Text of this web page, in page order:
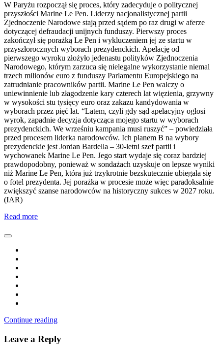
W Paryżu rozpoczął się proces, który zadecyduje o politycznej
przyszłości Marine Le Pen. Liderzy nacjonalistycznej partii
Zjednoczenie Narodowe stają przed sądem po raz drugi w aferze
dotyczącej defraudacji unijnych funduszy. Pierwszy proces
zakończył się porażką Le Pen i wykluczeniem jej ze startu w
przyszłorocznych wyborach prezydenckich. Apelację od
pierwszego wyroku złożyło jedenastu polityków Zjednoczenia
Narodowego, którym zarzuca się nielegalne wykorzystanie niemal
trzech milionów euro z funduszy Parlamentu Europejskiego na
zatrudnianie pracowników partii. Marine Le Pen walczy o
uniewinnienie lub złagodzenie kary czterech lat więzienia, grzywny
w wysokości stu tysięcy euro oraz zakazu kandydowania w
wyborach przez pięć lat. “Latem, czyli gdy sąd apelacyjny ogłosi
wyrok, zapadnie decyzja dotycząca mojego startu w wyborach
prezydenckich. We wrześniu kampania musi ruszyć” – powiedziała
przed procesem liderka narodowców. Ich planem B na wybory
prezydenckie jest Jordan Bardella – 30-letni szef partii i
wychowanek Marine Le Pen. Jego start wydaje się coraz bardziej
prawdopodobny, ponieważ w sondażach uzyskuje on lepsze wyniki
niż Marine Le Pen, która już trzykrotnie bezskutecznie ubiegała się
o fotel prezydenta. Jej porażka w procesie może więc paradoksalnie
zwiększyć szanse narodowców na historyczny sukces w 2027 roku.
(IAR)
Read more
Continue reading
Leave a Reply